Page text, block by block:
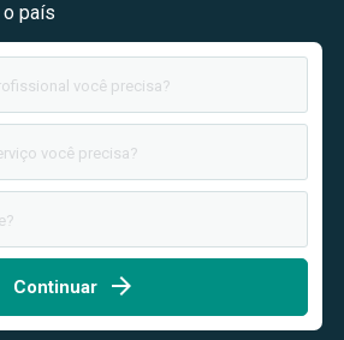
país
Continuar arrow_forward